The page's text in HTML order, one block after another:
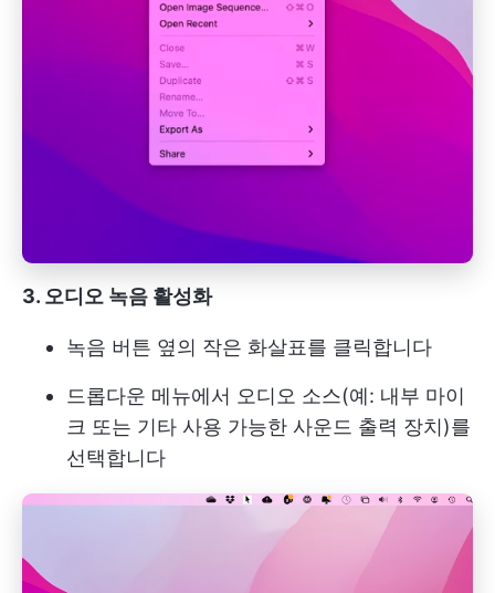
3. 오디오 녹음 활성화
녹음 버튼 옆의 작은 화살표를 클릭합니다
드롭다운 메뉴에서 오디오 소스(예: 내부 마이
크 또는 기타 사용 가능한 사운드 출력 장치)를
선택합니다